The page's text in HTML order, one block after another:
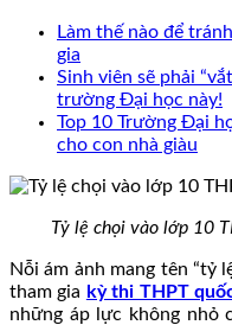
Làm thế nào để
gia
Sinh viên sẽ phải
trường Đại học này!
Top 10 Trường Đại
cho con nhà giàu
Tỷ lệ chọi vào lớp 10
Nỗi ám ảnh mang tên “tỷ
tham gia kỳ thi THPT
những áp lực không nhỏ